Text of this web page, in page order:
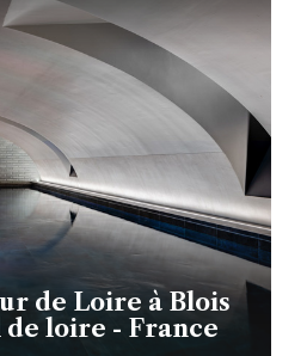
de Loire à Blois
loire - France